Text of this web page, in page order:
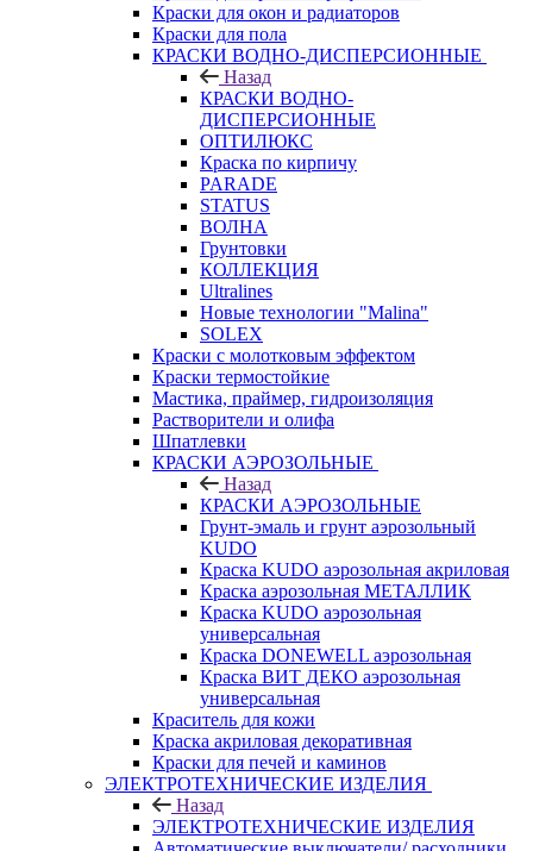
Краски для окон и радиаторов
Краски для пола
КРАСКИ ВОДНО-ДИСПЕРСИОННЫЕ
Назад
КРАСКИ ВОДНО-
ДИСПЕРСИОННЫЕ
ОПТИЛЮКС
Краска по кирпичу
PARADE
STATUS
ВОЛНА
Грунтовки
КОЛЛЕКЦИЯ
Ultralines
Новые технологии "Malina"
SOLEX
Краски с молотковым эффектом
Краски термостойкие
Мастика, праймер, гидроизоляция
Растворители и олифа
Шпатлевки
КРАСКИ АЭРОЗОЛЬНЫЕ
Назад
КРАСКИ АЭРОЗОЛЬНЫЕ
Грунт-эмаль и грунт аэрозольный
KUDO
Краска KUDO аэрозольная акриловая
Краска аэрозольная МЕТАЛЛИК
Краска KUDO аэрозольная
универсальная
Краска DONEWELL аэрозольная
Краска ВИТ ДЕКО аэрозольная
универсальная
Краситель для кожи
Краска акриловая декоративная
Краски для печей и каминов
ЭЛЕКТРОТЕХНИЧЕСКИЕ ИЗДЕЛИЯ
Назад
ЭЛЕКТРОТЕХНИЧЕСКИЕ ИЗДЕЛИЯ